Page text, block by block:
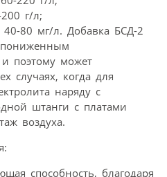
г/л;
80 мг/л. Добавка БСД-2
пониженным
поэтому может
случаях, когда для
наряду с
штанги с платами
воздуха.
способность, благодаря